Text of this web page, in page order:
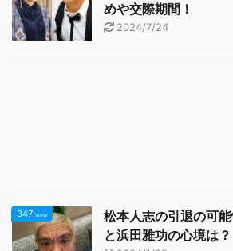
めや交際期間！
2024/7/24
347 view
松本人志の引退の可
と浜田雅功の心境は？